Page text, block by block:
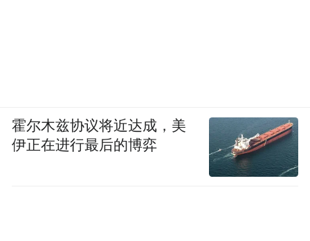
霍尔木兹协议将近达成，美
伊正在进行最后的博弈